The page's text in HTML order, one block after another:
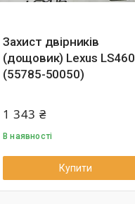
Захист двірників
(дощовик) Lexus LS460
(55785-50050)
1 343 ₴
В наявності
Купити